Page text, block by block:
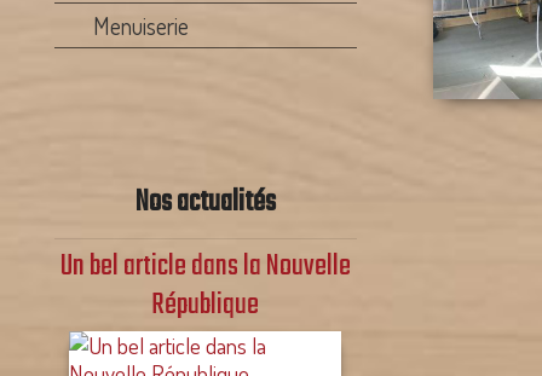
Menuiserie
Nos actualités
nouvelle activité
Après une formation en 2023, et la mise
à jour de notre assurance décennale, ...[]